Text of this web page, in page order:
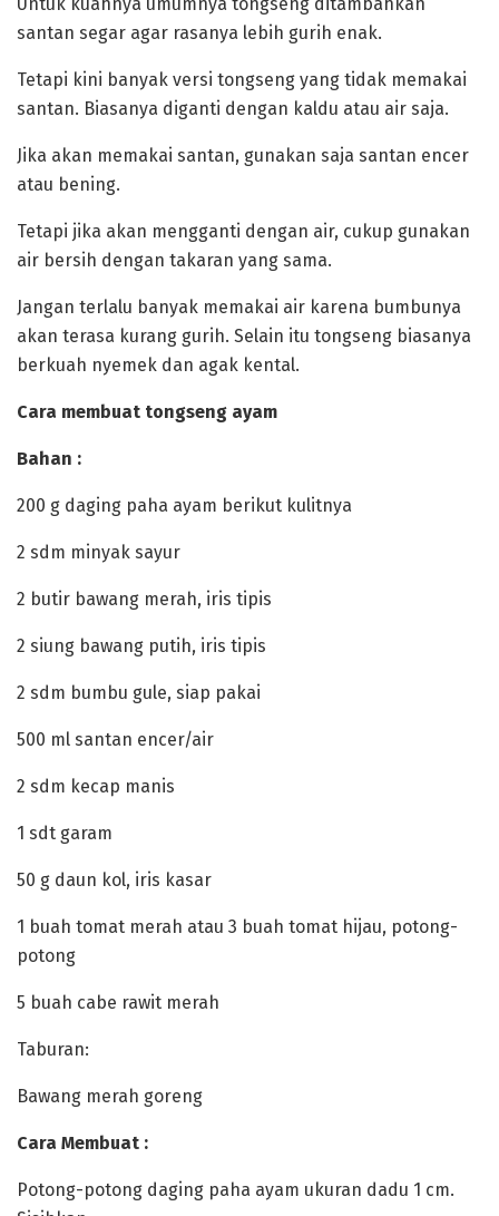
santan segar agar rasanya lebih gurih enak.
Tetapi kini banyak versi tongseng yang tidak memakai
santan. Biasanya diganti dengan kaldu atau air saja.
‎Jika akan memakai santan, gunakan saja santan encer
atau bening.
Tetapi jika akan mengganti dengan air, cukup gunakan
air bersih dengan takaran yang sama.
‎Jangan terlalu banyak memakai air karena bumbunya
akan terasa kurang gurih. Selain itu tongseng biasanya
berkuah nyemek dan agak kental.
‎Cara membuat tongseng ayam
‎Bahan :
‎200 g daging paha ayam berikut kulitnya
‎2 sdm minyak sayur
‎2 butir bawang merah, iris tipis
‎2 siung bawang putih, iris tipis
‎2 sdm bumbu gule, siap pakai
‎500 ml santan encer/air
‎2 sdm kecap manis
‎1 sdt garam
‎50 g daun kol, iris kasar
‎1 buah tomat merah atau 3 buah tomat hijau, potong-
potong
‎5 buah cabe rawit merah
‎Taburan:
‎Bawang merah goreng
‎Cara Membuat :
‎Potong-potong daging paha ayam ukuran dadu 1 cm.